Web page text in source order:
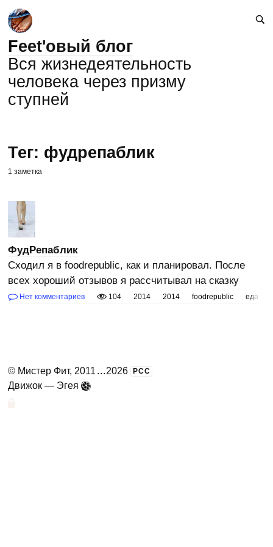
Feet'овый блог
Вся жизнедеятельность
человека через призму
ступней
Тег: фудрепаблик
1 заметка
ФудРепаблик
Сходил я в foodrepublic, как и планировал. После
всех хороший отзывов я рассчитывал на сказку
Нет комментариев 104 2014 2014 foodrepublic еда
© Мистер Фит, 2011 ...2026 РСС
Движок — Эгея